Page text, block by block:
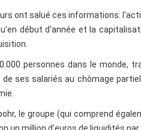
ont salué ces informations:
début d'année et la
personnes dans le monde,
ses salariés au chômage
le groupe (qui comprend